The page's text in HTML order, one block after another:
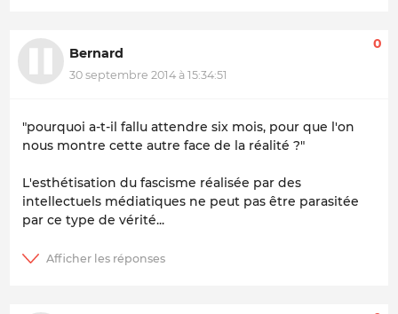
Bernard
30 septembre 2014 à 15:34:51
0
"pourquoi a-t-il fallu attendre six mois, pour que l'on
nous montre cette autre face de la réalité ?"
L'esthétisation du fascisme réalisée par des
intellectuels médiatiques ne peut pas être parasitée
par ce type de vérité...